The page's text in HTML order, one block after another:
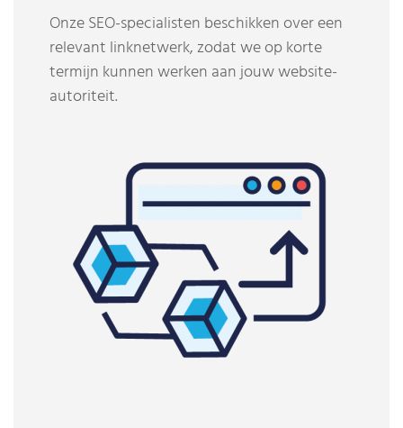
Onze SEO-specialisten beschikken over een
relevant linknetwerk, zodat we op korte
termijn kunnen werken aan jouw website-
autoriteit.